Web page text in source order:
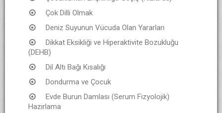
Çok Dilli Olmak
Deniz Suyunun Vücuda Olan Yararları
Dikkat Eksikliği ve Hiperaktivite Bozukluğu
(DEHB)
Dil Altı Bağı Kısalığı
Dondurma ve Çocuk
Evde Burun Damlası (Serum Fizyolojik)
Hazırlama